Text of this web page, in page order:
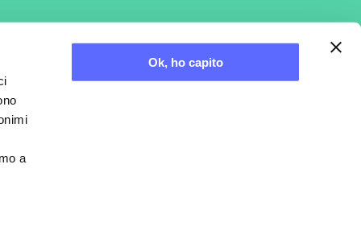
a
Ok, ho capito